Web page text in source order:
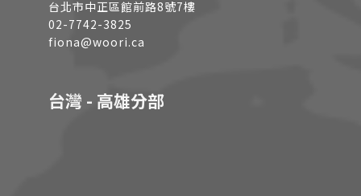
台北市中正區館前路8號7樓
02-7742-3825
fiona@woori.ca
台灣 - 高雄分部